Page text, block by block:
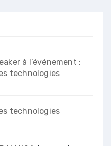
à l’événement :
technologies
technologies